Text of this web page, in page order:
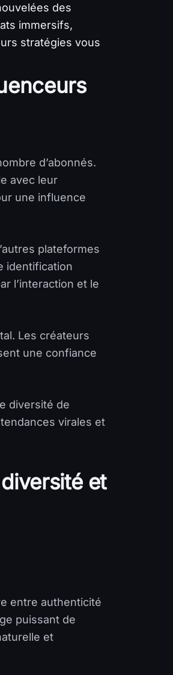
des
immersifs,
stratégies vous
d’abonnés.
avec leur
une influence
plateformes
identification
l’interaction et le
Les créateurs
une confiance
diversité de
virales et
et
entre authenticité
puissant de
et